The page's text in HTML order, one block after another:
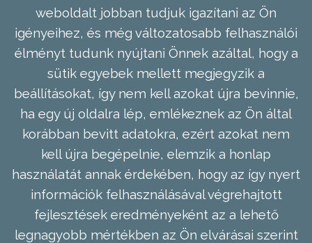
weboldalt jobban tudjuk igazítani az Ön
igényeihez, és még változatosabb felhasználói
élményt tudunk nyújtani Önnek azáltal, hogy a
sütik egyebek mellett megjegyzik a
beállításokat, így nem kell azokat újra bevinnie,
ha egy új oldalra lép, emlékeznek az Ön által
korábban bevitt adatokra, ezért azokat nem
kell újra begépelnie, elemzik a honlap
használatát annak érdekében, hogy az így nyert
információk felhasználásával végrehajtott
fejlesztések eredményeként az a lehető
legnagyobb mértékben az Ön elvárásai szerint